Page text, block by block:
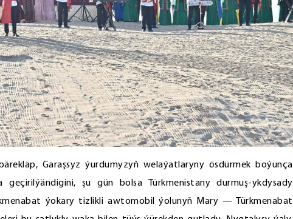
Garaşsyz ýurdumyzyň welaýatlaryny ösdürmek boýunça
şu gün bolsa Türkmenistany durmuş-ykdysady
ýokary tizlikli awtomobil ýolunyň Mary — Türkmenabat